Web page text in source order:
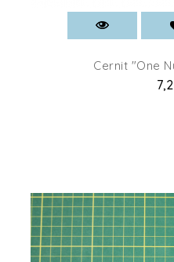
Cernit "One